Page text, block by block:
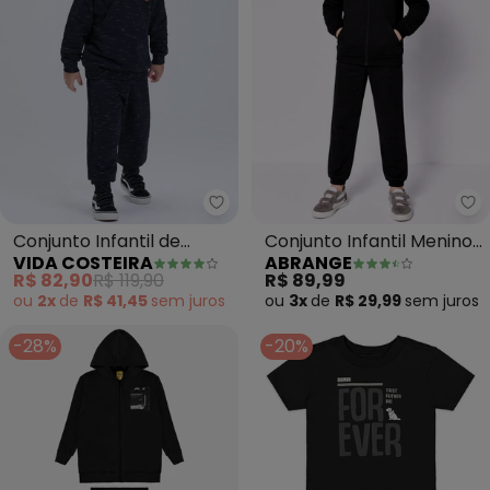
Vida Costeira - Conjunto
Conjunto Infantil de
Inverno Moletom Jet
(Preto)
VIDA COSTEIRA
R$ 82,90R$ 119,90
ou 2x de R$ 41,45 sem juros
Conjunto Infantil Menino
em Moletom (Preto)
ABRANGE
R$ 89,99
ou 3x de R$ 29,99 sem juros
-28% -20%